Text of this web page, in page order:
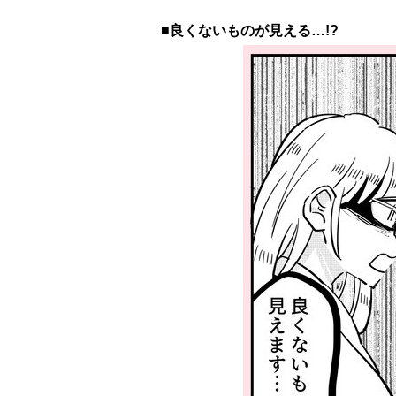
■良くないものが見える…!?